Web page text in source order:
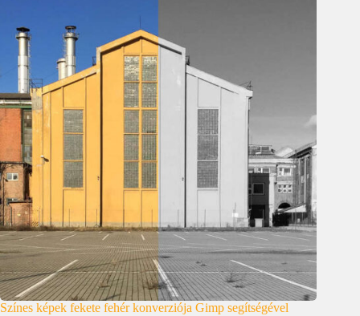
Színes képek fekete fehér konverziója Gimp segítségével